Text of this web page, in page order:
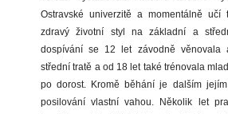
Ostravské univerzitě a momentálně učí
zdravý životní styl na základní a
dospívání se 12 let závodně věnovala
střední tratě a od 18 let také trénovala
po dorost. Kromě běhání je dalším
posilování vlastní vahou. Několik let